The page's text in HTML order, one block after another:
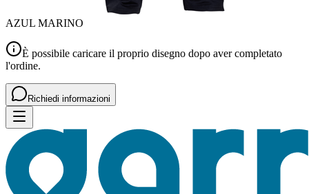
AZUL MARINO
È possibile caricare il proprio disegno dopo aver completato
l'ordine.
Richiedi informazioni